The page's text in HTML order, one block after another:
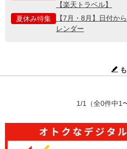
【楽天トラベル】
夏休み特集
【7月・8月】日付か
レンダー
1/1 （全0件中1